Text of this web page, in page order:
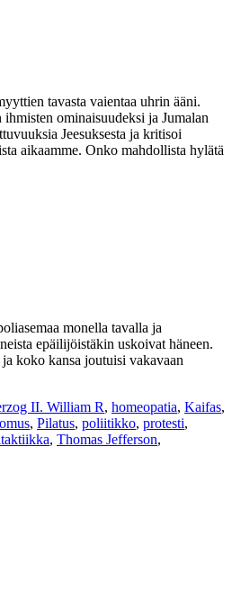
tavasta vaientaa uhrin ääni.
ominaisuudeksi ja Jumalan
Jeesuksesta ja kritisoi
aikaamme. Onko mahdollista hylätä
monella tavalla ja
epäilijöistäkin uskoivat häneen.
koko kansa joutuisi vakavaan
II. William R, homeopatia, Kaifas,
, Pilatus, poliitikko, protesti,
, Thomas Jefferson,